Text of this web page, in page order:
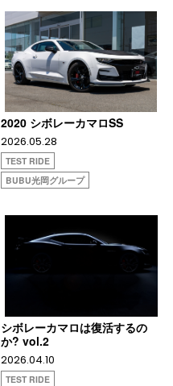
2020 シボレーカマロSS
2026.05.28
TEST RIDE
BUBU光岡グループ
シボレーカマロは復活するの
か? vol.2
2026.04.10
TEST RIDE